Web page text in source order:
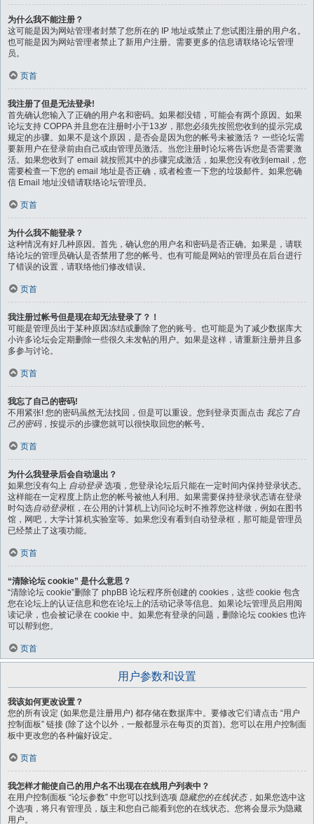
为什么我不能注册？
这可能是因为网站管理者封禁了您所在的 IP 地址或禁止了您试图注册的用户名。
也可能是因为网站管理者禁止了新用户注册。需要更多的信息请联络论坛管理
员。
页首
我注册了但是无法登录!
首先确认您输入了正确的用户名和密码。如果都没错，可能会有两个原因。如果
论坛支持 COPPA 并且您在注册时小于13岁，那您必须先按照您收到的提示完成
规定的步骤。如果不是这个原因，是否会是因为您的帐号未被激活？ 一些论坛需
要新用户在登录前由自己或由管理员激活。当您注册时论坛将告诉您是否需要激
活。如果您收到了 email 就按照其中的步骤完成激活，如果您没有收到email，您
需要检查一下您的 email 地址是否正确，或者检查一下您的垃圾邮件。如果您确
信 Email 地址没错请联络论坛管理员。
页首
为什么我不能登录？
这种情况有好几种原因。首先，确认您的用户名和密码是否正确。如果是，请联
络论坛的管理员确认是否禁用了您的帐号。也有可能是网站的管理员在后台进行
了错误的设置，请联络他们修改错误。
页首
我注册过帐号但是现在却无法登录了？！
可能是管理员出于某种原因冻结或删除了您的账号。也可能是为了减少数据库大
小许多论坛会定期删除一些很久未发帖的用户。如果是这样，请重新注册并且多
多参与讨论。
页首
我忘了自己的密码!
不用紧张! 您的密码虽然无法找回，但是可以重设。您到登录页面点击 我忘了自
己的密码，按提示的步骤您就可以很快取回您的帐号。
页首
为什么我登录后会自动退出？
如果您没有勾上 自动登录选项，您登录论坛后只能在一定时间内保持登录状态。
这样能在一定程度上防止您的帐号被他人利用。如果需要保持登录状态请在登录
时勾选自动登录框，在公用的计算机上访问论坛时不推荐您这样做，例如在图书
馆，网吧，大学计算机实验室等。如果您没有看到自动登录框，那可能是管理员
已经禁止了这项功能。
页首
“清除论坛 cookie” 是什么意思？
“清除论坛 cookie”删除了 phpBB 论坛程序所创建的 cookies，这些 cookie 包含
您在论坛上的认证信息和您在论坛上的活动记录等信息。如果论坛管理员启用阅
读记录，也会被记录在 cookie 中。如果您有登录的问题，删除论坛 cookies 也许
可以帮到您。
页首
用户参数和设置
我该如何更改设置？
您的所有设定 (如果您是注册用户) 都存储在数据库中。要修改它们请点击 “用户
控制面板” 链接 (除了这个以外，一般都显示在每页的页首)。您可以在用户控制面
板中更改您的各种偏好设定。
页首
我怎样才能使自己的用户名不出现在在线用户列表中？
在用户控制面板 “论坛参数” 中您可以找到选项 隐藏您的在线状态，如果您选中这
个选项，将只有管理员，版主和您自己能看到您的在线状态。您将会显示为隐藏
用户。